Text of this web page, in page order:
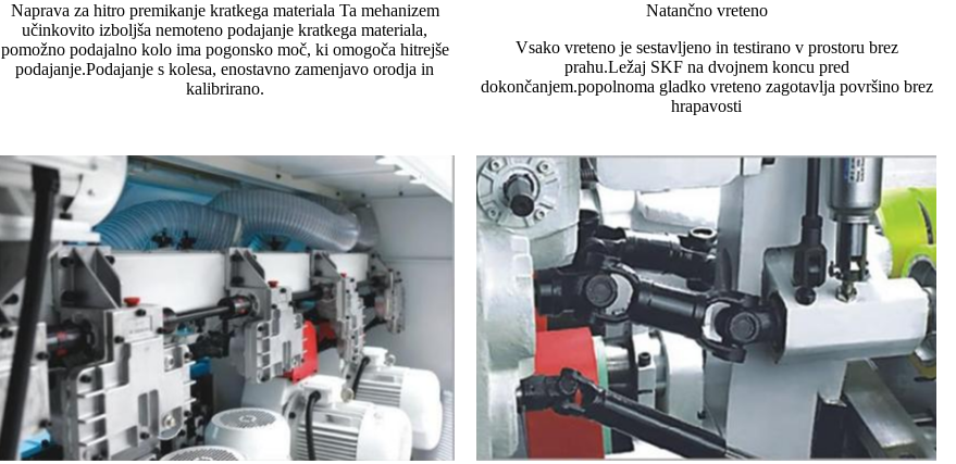
Naprava za hitro premikanje kratkega materiala Ta mehanizem
učinkovito izboljša nemoteno podajanje kratkega materiala,
pomožno podajalno kolo ima pogonsko moč, ki omogoča hitrejše
podajanje.Podajanje s kolesa, enostavno zamenjavo orodja in
kalibrirano.
Natančno vreteno
Vsako vreteno je sestavljeno in testirano v prostoru brez
prahu.Ležaj SKF na dvojnem koncu pred
dokončanjem.popolnoma gladko vreteno zagotavlja površino brez
hrapavosti